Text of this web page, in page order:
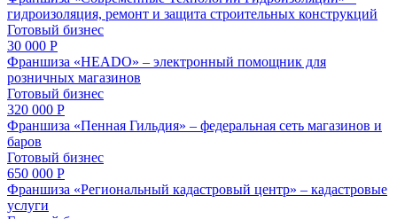
гидроизоляция, ремонт и защита строительных конструкций
Готовый бизнес
30 000 Р
Франшиза «HEADO» – электронный помощник для
розничных магазинов
Готовый бизнес
320 000 Р
Франшиза «Пенная Гильдия» – федеральная сеть магазинов и
баров
Готовый бизнес
650 000 Р
Франшиза «Региональный кадастровый центр» – кадастровые
услуги